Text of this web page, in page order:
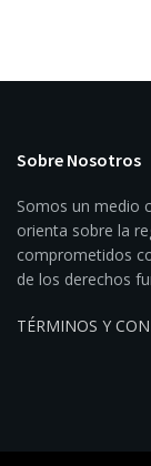
Sobre Nosotros
Somos un medio
orienta sobre la
comprometidos
de los derechos
TÉRMINOS Y